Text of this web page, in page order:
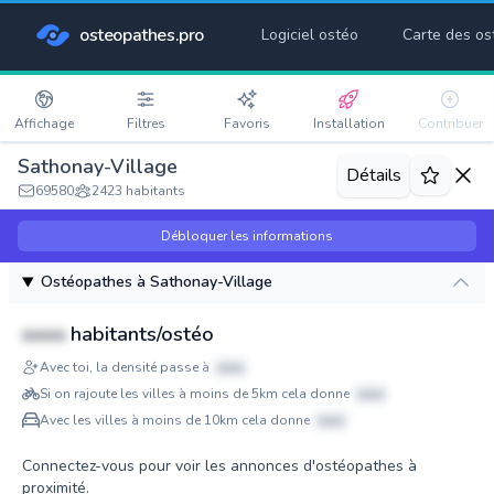
osteopathes.pro Logiciel ostéo Carte des
Affichage Filtres Favoris Installation Contribuer
Sathonay-Village
69580 2423 habitants
Détails
Débloquer les informations
Ostéopathes à Sathonay-Village
xxxx habitants/ostéo
Avec toi, la densité passe à
xxxx
Si on rajoute les villes à moins de 5km cela donne
xxxx
Avec les villes à moins de 10km cela donne
xxxx
Connectez-vous pour voir les annonces d'ostéopathes à
proximité.